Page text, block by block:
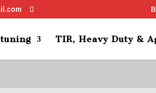
TIR, Heavy Duty &